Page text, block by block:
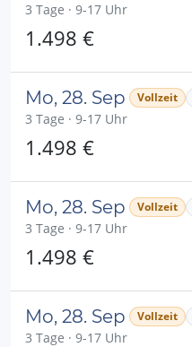
3 Tage · 9-17 Uhr
1.498 €
Mo, 28. Sep Vollzeit
3 Tage · 9-17 Uhr
1.498 €
Mo, 28. Sep Vollzeit
3 Tage · 9-17 Uhr
1.498 €
Mo, 28. Sep Vollzeit
3 Tage · 9-17 Uhr